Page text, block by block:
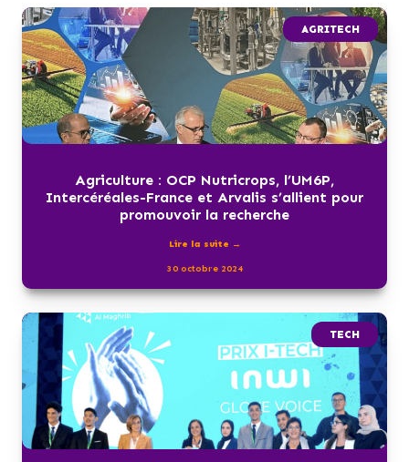
AGRITECH
Agriculture : OCP Nutricrops, l’UM6P,
Intercéréales-France et Arvalis s’allient pour
promouvoir la recherche
Lire la suite →
30 octobre 2024
TECH